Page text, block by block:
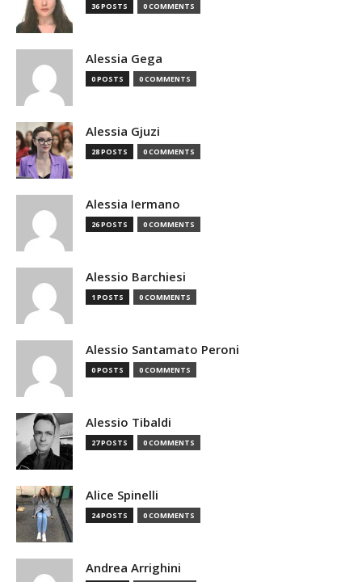
36 POSTS 0 COMMENTS
Alessia Gega
0 POSTS 0 COMMENTS
Alessia Gjuzi
28 POSTS 0 COMMENTS
Alessia Iermano
26 POSTS 0 COMMENTS
Alessio Barchiesi
1 POSTS 0 COMMENTS
Alessio Santamato Peroni
0 POSTS 0 COMMENTS
Alessio Tibaldi
27 POSTS 0 COMMENTS
Alice Spinelli
24 POSTS 0 COMMENTS
Andrea Arrighini